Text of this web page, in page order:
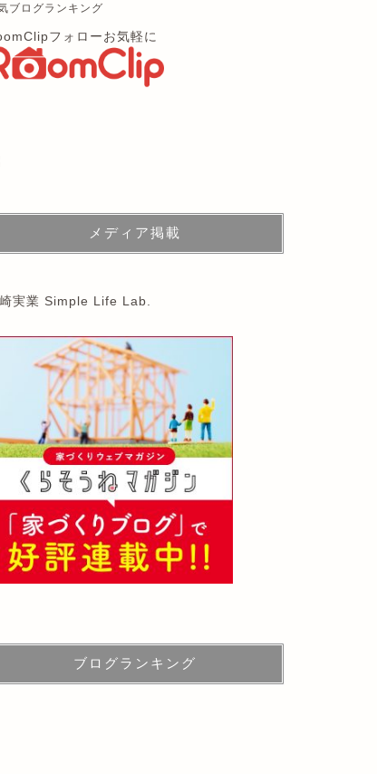
ブログランキング
フォローお気軽に
メディア掲載
実業 Simple Life Lab.
ブログランキング